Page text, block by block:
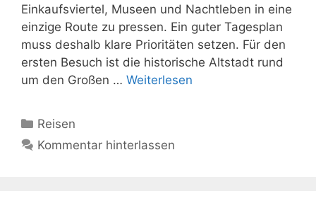
Einkaufsviertel, Museen und Nachtleben in eine
einzige Route zu pressen. Ein guter Tagesplan
muss deshalb klare Prioritäten setzen. Für den
ersten Besuch ist die historische Altstadt rund
um den Großen … Weiterlesen
Kategorien
Reisen
Kommentar hinterlassen